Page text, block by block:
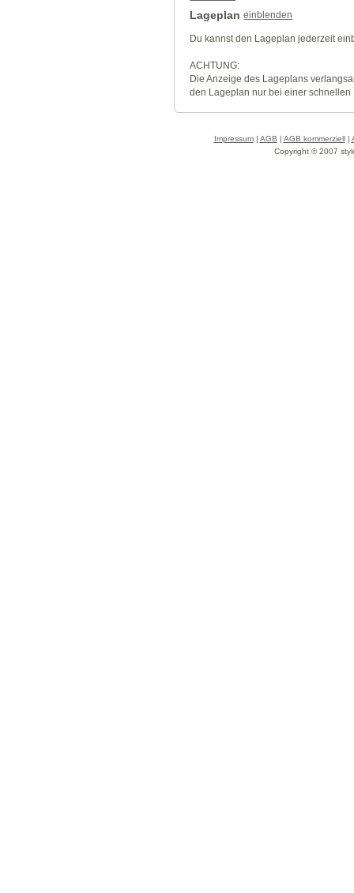
Lageplan einblenden
Du kannst den Lageplan jederzeit
ACHTUNG:
Die Anzeige des Lageplans
den Lageplan nur bei einer
Impressum| AGB | AGB kommerziell|
Copyright © 2007